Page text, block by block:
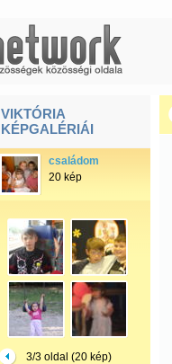
VIKTÓRIA
KÉPGALÉRIÁI
családom
20 kép
3/3 oldal (20 kép)